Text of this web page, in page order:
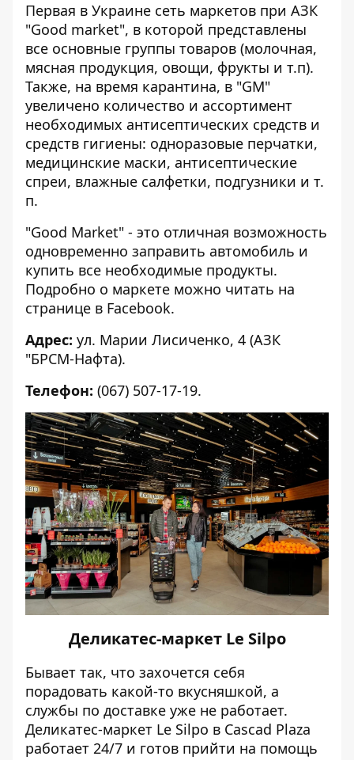
Первая в Украине сеть маркетов при АЗК
"Good market", в которой представлены
все основные группы товаров (молочная,
мясная продукция, овощи, фрукты и т.п).
Также, на время карантина, в "GM"
увеличено количество и ассортимент
необходимых антисептических средств и
средств гигиены: одноразовые перчатки,
медицинские маски, антисептические
спреи, влажные салфетки, подгузники и т.
п.
"Good Market" - это отличная возможность
одновременно заправить автомобиль и
купить все необходимые продукты.
Подробно о маркете можно читать на
странице в Facebook.
Адрес: ул. Марии Лисиченко, 4 (АЗК
"БРСМ-Нафта).
Телефон: (067) 507-17-19.
Деликатес-маркет Le Silpo
Бывает так, что захочется себя
порадовать какой-то вкусняшкой, а
службы по доставке уже не работает.
Деликатес-маркет Le Silpo в Cascad Plaza
работает 24/7 и готов прийти на помощь